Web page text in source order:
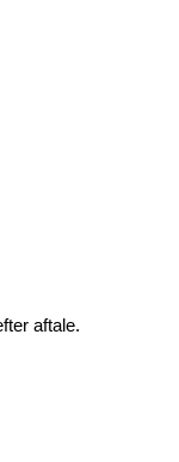
aftale.